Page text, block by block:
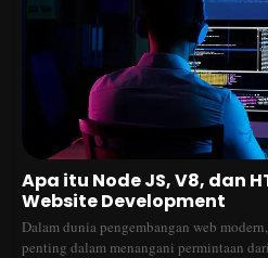
Apa itu Node JS, V8, dan
Website Development
Dalam dunia pengembangan web
penting dalam menangani permintaan